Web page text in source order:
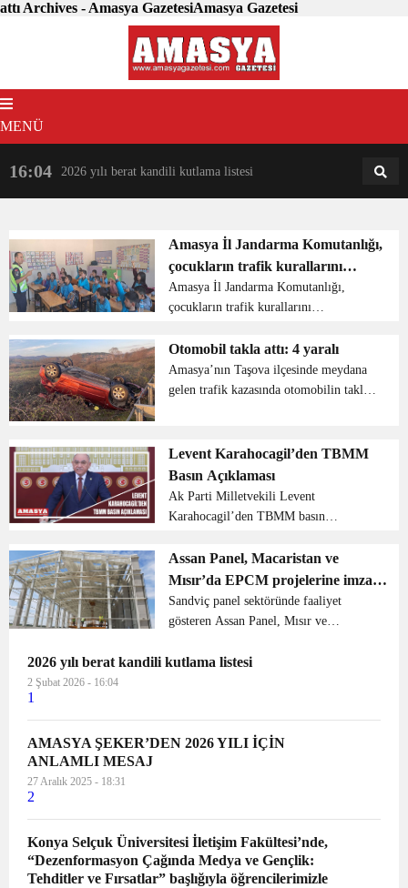
attı Archives - Amasya GazetesiAmasya Gazetesi
MENÜ
16:04 2026 yılı berat kandili kutlama listesi 18:31
Amasya İl Jandarma Komutanlığı,
çocukların trafik kurallarını
öğrenmelerine ve trafik konusunda
bilinçlenmelerine katkı sağlamak
Amasya İl Jandarma Komutanlığı,
çocukların trafik kurallarını
bilinçlenmelerine katkı sağlamak
amacıyla önemli bir adım attı. İl
Jandarma Komutanlığı emrinde görevli
Otomobil takla attı: 4 yaralı
Amasya’nın Taşova ilçesinde meydana
gelen trafik kazasında otomobilin takla
otomobil sürücüsü N. B, direksiyon
hakimiyetini...
Levent Karahocagil’den TBMM
Basın Açıklaması
Ak Parti Milletvekili Levent
Karahocagil’den TBMM basın
Saygıdeğer Vatandaşlarım, Muhterem
Amasyalı hemşerilerim. Sizleri, sevgi,
saygı ve muhabbetle selamlı...
Assan Panel, Macaristan ve
Mısır’da EPCM projelerine imza
attı
Sandviç panel sektöründe faaliyet
gösteren Assan Panel, Mısır ve
projelerinde iş ortağı olarak yer aldı....
2026 yılı berat kandili kutlama listesi
2 Şubat 2026 - 16:04
1
AMASYA ŞEKER’DEN 2026 YILI İÇİN
ANLAMLI MESAJ
27 Aralık 2025 - 18:31
2
Konya Selçuk Üniversitesi İletişim Fakültesi’nde,
“Dezenformasyon Çağında Medya ve Gençlik:
Tehditler ve Fırsatlar” başlığıyla öğrencilerimizle